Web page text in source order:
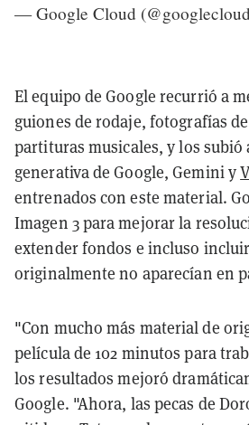
— Google Cloud
El equipo de Google recurrió a
guiones de rodaje, fotografías
partituras musicales, y los subió
generativa de Google, Gemini y
entrenados con este material.
Imagen 3 para mejorar la
extender fondos e incluso
originalmente no aparecían en
"Con mucho más material de
película de 102 minutos para
los resultados mejoró
Google. "Ahora, las pecas de